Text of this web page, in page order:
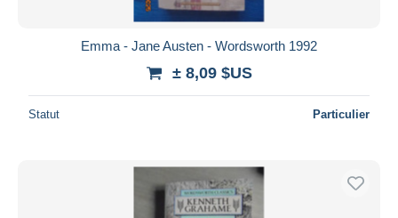
Emma - Jane Austen - Wordsworth 1992
± 8,09 $US
Statut Particulier